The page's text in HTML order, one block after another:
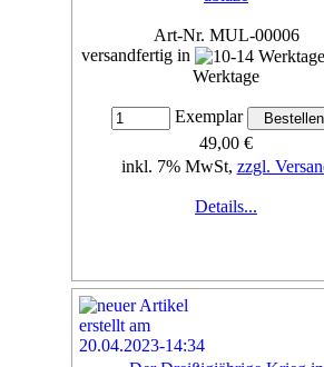
Art-Nr. MUL-00006
versandfertig in
Werktage
Exemplar
49,00 €
inkl. 7% MwSt, zzgl.
Details...